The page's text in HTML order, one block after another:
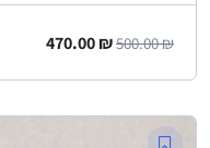
500.00₪
470.00₪